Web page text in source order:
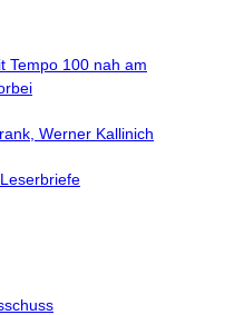
Tempo 100 nah am
Werner Kallinich